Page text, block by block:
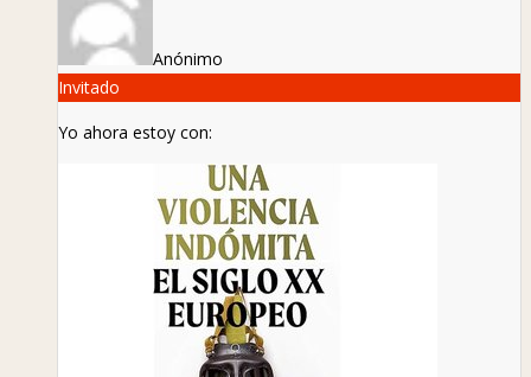
Anónimo
Invitado
Yo ahora estoy con: